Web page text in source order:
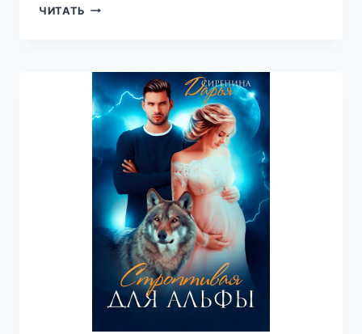
ЧИТАТЬ ИСТИННОЕ
АЛЬФЫ
—
ЮЛИЯ
ЗАМОРСКАЯ